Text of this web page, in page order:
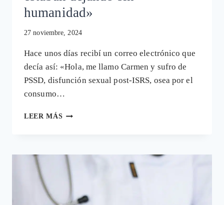
humanidad»
27 noviembre, 2024
Hace unos días recibí un correo electrónico que
decía así: «Hola, me llamo Carmen y sufro de
PSSD, disfunción sexual post-ISRS, osea por el
consumo…
LEER MÁS CARMEN,
SEXUAL
POST
CONSUMO
FÁRMACOS